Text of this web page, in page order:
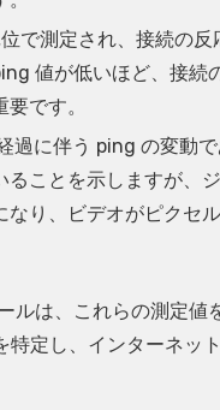
で測定され、接続の
値が低いほど、接
です。
過に伴う ping の変動
ることを示しますが、
り、ビデオがピクセ
ルは、これらの測定
定し、インターネッ